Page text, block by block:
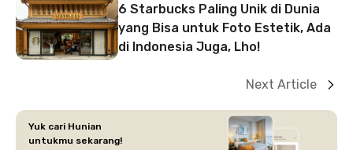
6 Starbucks Paling Unik di Dunia
yang Bisa untuk Foto Estetik, Ada
di Indonesia Juga, Lho!
Next Article
Yuk cari Hunian
untukmu sekarang!